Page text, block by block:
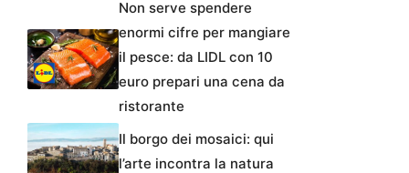
Non serve spendere
enormi cifre per mangiare
il pesce: da LIDL con 10
euro prepari una cena da
ristorante
Il borgo dei mosaici: qui
l’arte incontra la natura